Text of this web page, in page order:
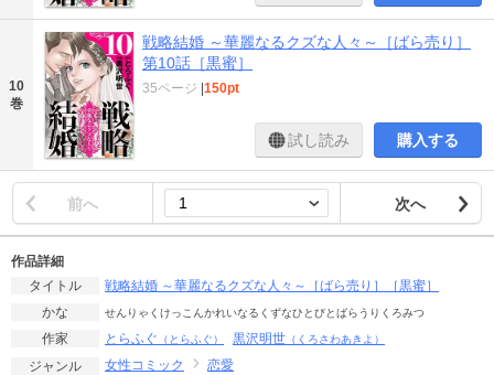
10
巻
戦略結婚 ～華麗なるクズな人々～［ばら売り］
第10話［黒蜜］
35ページ 150pt
試し読み 購入する
前へ 次へ
作品詳細
タイトル
戦略結婚 ～華麗なるクズな人々～［ばら売り］［黒蜜］
かな
せんりゃくけっこんかれいなるくずなひとびとばらうりくろみつ
作家 とらふぐ （とらふぐ） 黒沢明世 （くろさわあきよ）
ジャンル 女性コミック
恋愛